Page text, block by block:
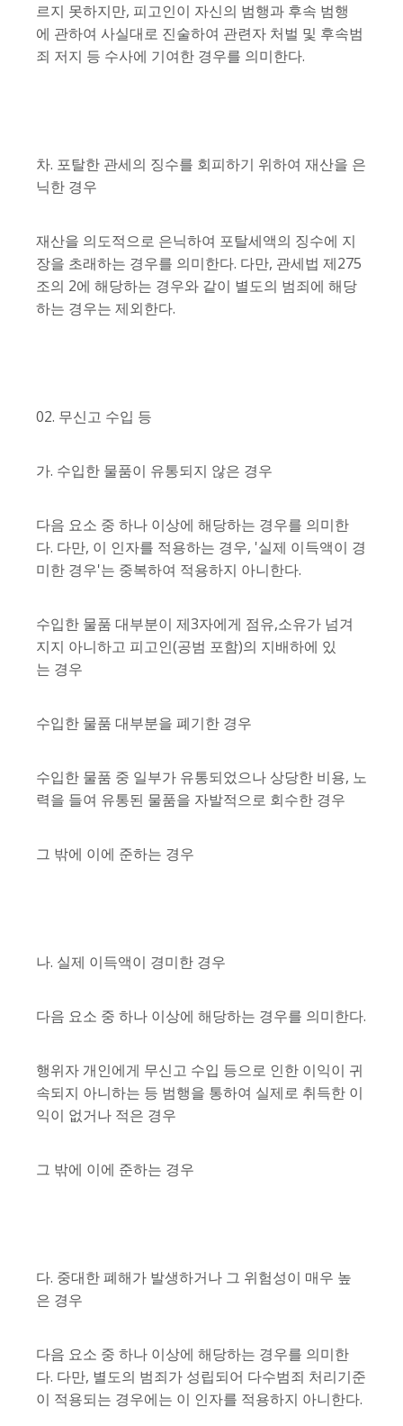
르지 못하지만, 피고인이 자신의 범행과 후속 범행
에 관하여 사실대로 진술하여 관련자 처벌 및 후속범
죄 저지 등 수사에 기여한 경우를 의미한다.
차. 포탈한 관세의 징수를 회피하기 위하여 재산을 은
닉한 경우
재산을 의도적으로 은닉하여 포탈세액의 징수에 지
장을 초래하는 경우를 의미한다. 다만, 관세법 제275
조의 2에 해당하는 경우와 같이 별도의 범죄에 해당
하는 경우는 제외한다.
02. 무신고 수입 등
가. 수입한 물품이 유통되지 않은 경우
다음 요소 중 하나 이상에 해당하는 경우를 의미한
다. 다만, 이 인자를 적용하는 경우, '실제 이득액이 경
미한 경우'는 중복하여 적용하지 아니한다.
수입한 물품 대부분이 제3자에게 점유,소유가 넘겨
지지 아니하고 피고인(공범 포함)의 지배하에 있
는 경우
수입한 물품 대부분을 폐기한 경우
수입한 물품 중 일부가 유통되었으나 상당한 비용, 노
력을 들여 유통된 물품을 자발적으로 회수한 경우
그 밖에 이에 준하는 경우
나. 실제 이득액이 경미한 경우
다음 요소 중 하나 이상에 해당하는 경우를 의미한다.
행위자 개인에게 무신고 수입 등으로 인한 이익이 귀
속되지 아니하는 등 범행을 통하여 실제로 취득한 이
익이 없거나 적은 경우
그 밖에 이에 준하는 경우
다. 중대한 폐해가 발생하거나 그 위험성이 매우 높
은 경우
다음 요소 중 하나 이상에 해당하는 경우를 의미한
다. 다만, 별도의 범죄가 성립되어 다수범죄 처리기준
이 적용되는 경우에는 이 인자를 적용하지 아니한다.